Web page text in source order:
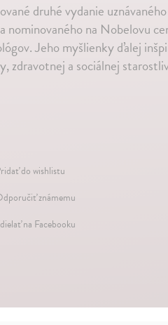
druhé vydanie
na Nobelovu
Jeho myšlienky ďalej
zdravotnej a sociálnej
do wishlistu
známemu
na Facebooku